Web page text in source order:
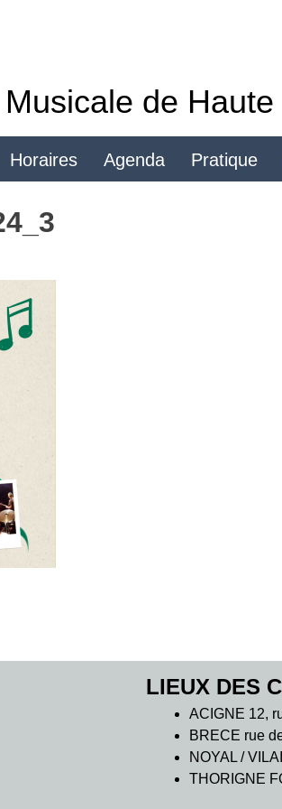
de Haute
Horaires Agenda Pratique
LIEUX DES
ACIGNE 12,
BRECE rue
NOYAL /
THORIGNE